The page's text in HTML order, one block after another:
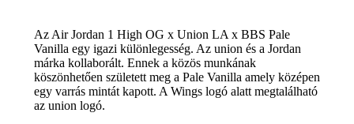
Az Air Jordan 1 High OG x Union LA x BBS Pale
Vanilla egy igazi különlegesség. Az union és a Jordan
márka kollaborált. Ennek a közös munkának
köszönhetően született meg a Pale Vanilla amely középen
egy varrás mintát kapott. A Wings logó alatt megtalálható
az union logó.